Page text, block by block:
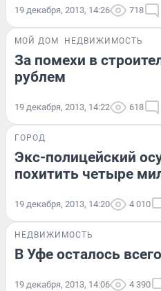
19 декабря, 2013, 14:26 718
МОЙ ДОМ НЕДВИЖИМОСТЬ
За помехи в
рублем
19 декабря, 2013, 14:22 618
ГОРОД
Экс-полицейский
похитить четыре
19 декабря, 2013, 14:20 4 010
НЕДВИЖИМОСТЬ
В Уфе осталось
19 декабря, 2013, 14:06 4 390